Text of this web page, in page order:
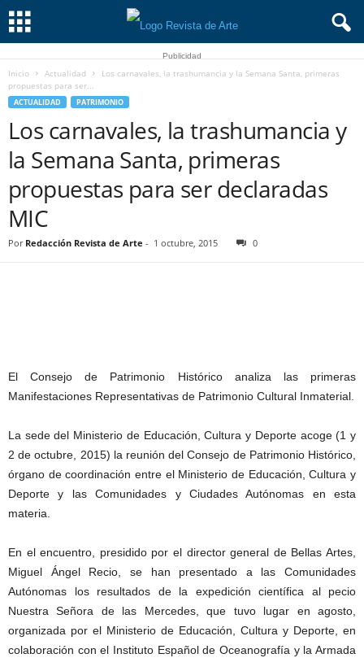
Publicidad
Inicio Actualidad
Los carnavales, la trashumancia y la Semana Santa, primeras
propuestas para ser...
ACTUALIDAD PATRIMONIO
Los carnavales, la trashumancia y
la Semana Santa, primeras
propuestas para ser declaradas
MIC
Por Redacción Revista de Arte - 1 octubre, 2015 0
El Consejo de Patrimonio Histórico analiza las primeras
Manifestaciones Representativas de Patrimonio Cultural Inmaterial.
La sede del Ministerio de Educación, Cultura y Deporte acoge (1 y
2 de octubre, 2015) la reunión del Consejo de Patrimonio Histórico,
órgano de coordinación entre el Ministerio de Educación, Cultura y
Deporte y las Comunidades y Ciudades Autónomas en esta
materia.
En el encuentro, presidido por el director general de Bellas Artes,
Miguel Ángel Recio, se han presentado a las Comunidades
Autónomas los resultados de la expedición científica al pecio
Nuestra Señora de las Mercedes, que tuvo lugar en agosto,
organizada por el Ministerio de Educación, Cultura y Deporte, en
colaboración con el Instituto Español de Oceanografía y la Armada